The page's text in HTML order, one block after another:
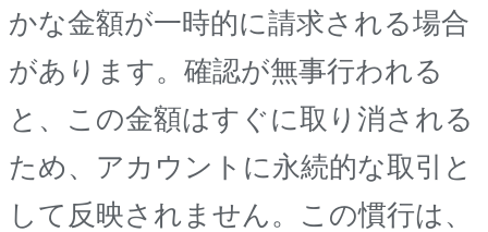
かな金額が一時的に請求される場合
があります。確認が無事行われる
と、この金額はすぐに取り消される
ため、アカウントに永続的な取引と
して反映されません。この慣行は、